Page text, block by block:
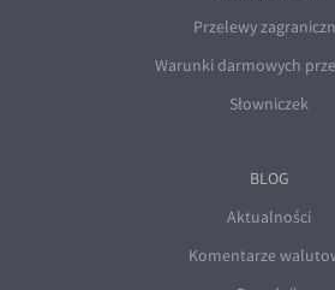
Przelewy
Warunki darmowych
Słowniczek
BLOG
Aktualności
Komentarze